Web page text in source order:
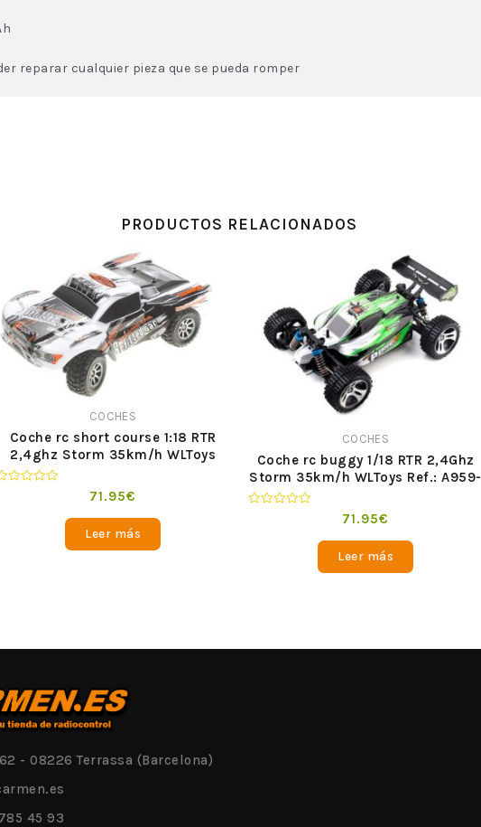
reparar cualquier pieza que se pueda romper
PRODUCTOS RELACIONADOS
COCHES
Coche rc short course 1:18 RTR
2,4ghz Storm 35km/h WLToys
71.95€
Leer más
COCHES
Coche rc buggy 1/18 RTR 2,4Ghz
Storm 35km/h WLToys Ref.: A959-
71.95€
Leer más
- 08226 Terrassa (Barcelona)
45 93